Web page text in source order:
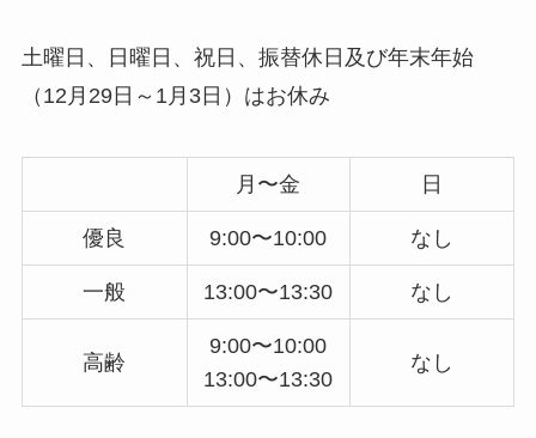
土曜日、日曜日、祝日、振替休日及び年末年始
（12月29日～1月3日）はお休み
月〜金 日
優良 9:00〜10:00 なし
一般 13:00〜13:30 なし
高齢
9:00〜10:00
13:00〜13:30
なし